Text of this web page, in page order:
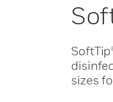
sizes